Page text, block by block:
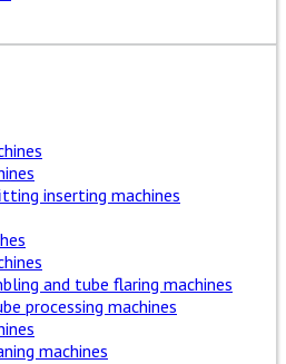
inserting machines
and tube flaring machines
processing machines
machines